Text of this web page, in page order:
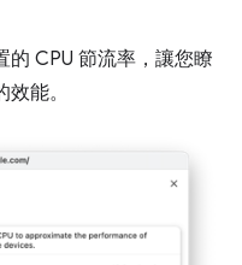
CPU 節流率，讓您瞭
能。